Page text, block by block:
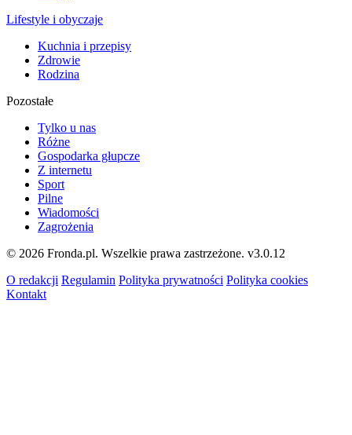
Lifestyle i obyczaje
Kuchnia i przepisy
Zdrowie
Rodzina
Pozostałe
Tylko u nas
Różne
Gospodarka głupcze
Z internetu
Sport
Pilne
Wiadomości
Zagrożenia
© 2026 Fronda.pl. Wszelkie prawa zastrzeżone. v3.0.12
O redakcji Regulamin Polityka prywatności Polityka cookies
Kontakt